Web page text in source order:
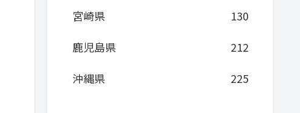
宮崎県
130
鹿児島県
212
沖縄県
225